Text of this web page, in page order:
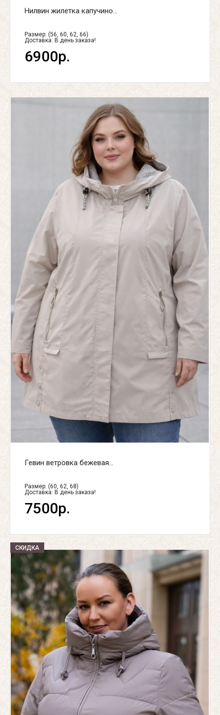
Нилвин жилетка капучино...
Размер: (56, 60, 62, 66)
Доставка: В день заказа!
6900р.
Гевин ветровка бежевая...
Размер: (60, 62, 68)
Доставка: В день заказа!
7500р.
СКИДКА